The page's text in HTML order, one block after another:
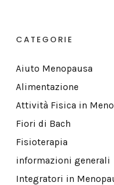
CATEGORIE
Aiuto Menopausa
Alimentazione
Attività Fisica in
Fiori di Bach
Fisioterapia
informazioni generali
Integratori in